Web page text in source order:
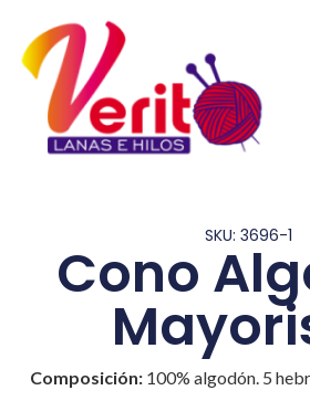
SKU: 3696-1
Cono
Composición:100% algodón. 5